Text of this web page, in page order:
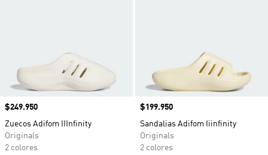
Precio
$249.950
Zuecos Adifom IIInfinity
Originals
2 colores
Precio
$199.950
Sandalias Adifom Iiinfinity
Originals
2 colores